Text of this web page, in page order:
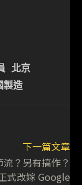
北京
製造
下一篇文章
？另有搞作？
式改嫁 Google